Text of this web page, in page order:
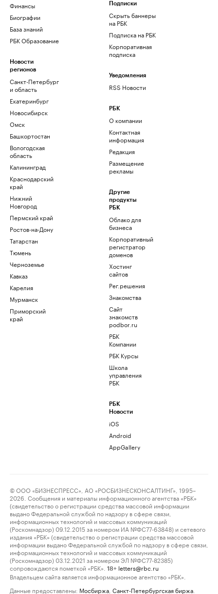
Финансы
Биографии
База знаний
РБК Образование
Новости
регионов
Санкт-Петербург
и область
Екатеринбург
Новосибирск
Омск
Башкортостан
Вологодская
область
Калининград
Краснодарский
край
Нижний
Новгород
Пермский край
Ростов-на-Дону
Татарстан
Тюмень
Черноземье
Кавказ
Карелия
Мурманск
Приморский
край
Подписки
Скрыть баннеры
на РБК
Подписка на РБК
Корпоративная
подписка
Уведомления
RSS Новости
РБК
О компании
Контактная
информация
Редакция
Размещение
рекламы
Другие
продукты
РБК
Облако для
бизнеса
Корпоративный
регистратор
доменов
Хостинг
сайтов
Рег.решения
Знакомства
Сайт
знакомств
podbor.ru
РБК
Компании
РБК Курсы
Школа
управления
РБК
РБК
Новости
iOS
Android
AppGallery
© ООО «БИЗНЕСПРЕСС», АО «РОСБИЗНЕСКОНСАЛТИНГ», 1995–
2026. Сообщения и материалы информационного агентства «РБК»
(свидетельство о регистрации средства массовой информации
выдано Федеральной службой по надзору в сфере связи,
информационных технологий и массовых коммуникаций
(Роскомнадзор) 09.12.2015 за номером ИА №ФС77-63848) и сетевого
издания «РБК» (свидетельство о регистрации средства массовой
информации выдано Федеральной службой по надзору в сфере связи,
информационных технологий и массовых коммуникаций
(Роскомнадзор) 03.12.2021 за номером ЭЛ №ФС77-82385)
сопровождаются пометкой «РБК».
18+ letters@rbc.ru
Владельцем сайта является информационное агентство «РБК».
Данные предоставлены: Мосбиржа Санкт-Петербургская биржа